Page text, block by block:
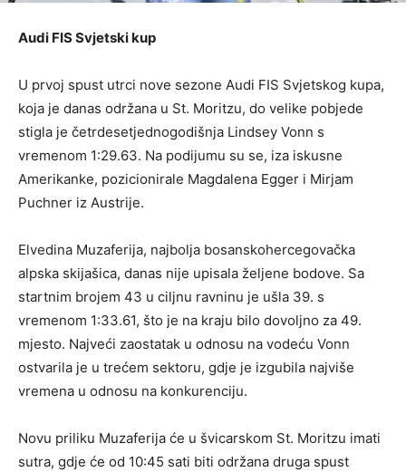
Audi FIS Svjetski kup
U prvoj spust utrci nove sezone Audi FIS Svjetskog kupa,
koja je danas održana u St. Moritzu, do velike pobjede
stigla je četrdesetjednogodišnja Lindsey Vonn s
vremenom 1:29.63. Na podijumu su se, iza iskusne
Amerikanke, pozicionirale Magdalena Egger i Mirjam
Puchner iz Austrije.
Elvedina Muzaferija, najbolja bosanskohercegovačka
alpska skijašica, danas nije upisala željene bodove. Sa
startnim brojem 43 u ciljnu ravninu je ušla 39. s
vremenom 1:33.61, što je na kraju bilo dovoljno za 49.
mjesto. Najveći zaostatak u odnosu na vodeću Vonn
ostvarila je u trećem sektoru, gdje je izgubila najviše
vremena u odnosu na konkurenciju.
Novu priliku Muzaferija će u švicarskom St. Moritzu imati
sutra, gdje će od 10:45 sati biti održana druga spust